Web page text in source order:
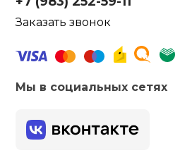
Заказать звонок
Мы в социальных сетях